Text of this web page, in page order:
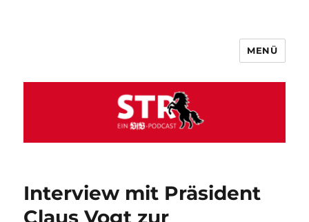
MENÜ
Interview mit Präsident